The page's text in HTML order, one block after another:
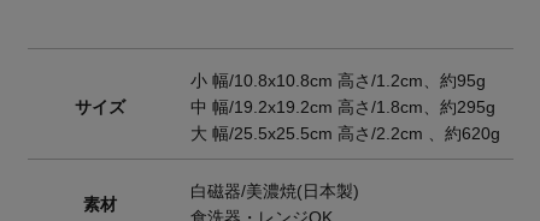
サイズ
小 幅/10.8x10.8cm 高さ/1.2cm、約95g
中 幅/19.2x19.2cm 高さ/1.8cm、約295g
大 幅/25.5x25.5cm 高さ/2.2cm 、約620g
素材
白磁器/美濃焼(日本製)
食洗器・レンジOK